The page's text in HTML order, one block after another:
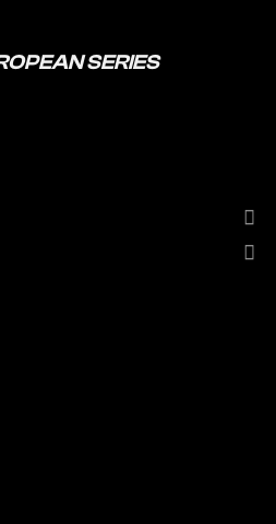
SERIES